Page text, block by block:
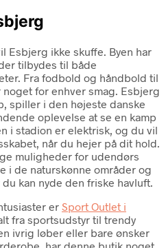
Esbjerg ikke skuffe. Byen har
tilbydes til både
Fra fodbold og håndbold til
for enhver smag. Esbjerg
spiller i den højeste danske
oplevelse at se en kamp
i stadion er elektrisk, og du vil
når du hejer på dit hold.
muligheder for udendørs
i de naturskønne områder og
kan nyde den friske havluft.
er Sport Outlet i
fra sportsudstyr til trendy
ivrig løber eller bare ønsker
har denne butik noget